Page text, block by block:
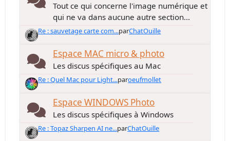
Tout ce qui concerne l'image numérique et
qui ne va dans aucune autre section...
Re : sauvetage carte com...parChatOuille
Espace MAC micro & photo
Les discus spécifiques au Mac
Re : Quel Mac pour Light...paroeufmollet
Espace WINDOWS Photo
Les discus spécifiques à Windows
Re : Topaz Sharpen AI ne...parChatOuille